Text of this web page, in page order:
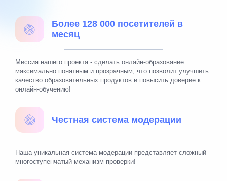
Более 128 000 посетителей в
месяц
Миссия нашего проекта - сделать онлайн-образование
максимально понятным и прозрачным, что позволит улучшить
качество образовательных продуктов и повысить доверие к
онлайн-обучению!
Честная система модерации
Наша уникальная система модерации представляет сложный
многоступенчатый механизм проверки!